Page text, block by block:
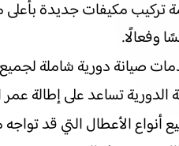
تركيب مكيفات جديدة بأعلى
وفعالًا.
صيانة دورية شاملة لجميع
الدورية تساعد على إطالة
أنواع الأعطال التي قد